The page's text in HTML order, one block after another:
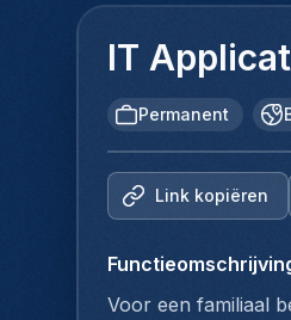
IT
Permanent
Link kopiëren
Voor een familiaal